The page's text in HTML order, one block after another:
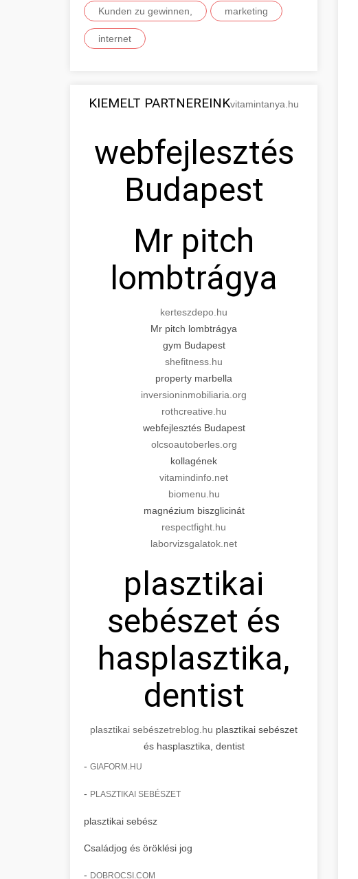
Kunden zu gewinnen, marketing
internet
KIEMELT PARTNEREINKvitamintanya.hu
webfejlesztés
Budapest
Mr pitch
lombtrágya
kerteszdepo.hu
Mr pitch lombtrágya
gym Budapest
shefitness.hu
property marbella
inversioninmobiliaria.org
rothcreative.hu
webfejlesztés Budapest
olcsoautoberles.org
kollagének
vitamindinfo.net
biomenu.hu
magnézium biszglicinát
respectfight.hu
laborvizsgalatok.net
plasztikai
sebészet és
hasplasztika,
dentist
plasztikai sebészetreblog.hu plasztikai sebészet
és hasplasztika, dentist
- GIAFORM.HU
- PLASZTIKAI SEBÉSZET
plasztikai sebész
Családjog és öröklési jog
- DOBROCSI.COM